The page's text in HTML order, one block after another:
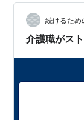
続けるため
介護職がス